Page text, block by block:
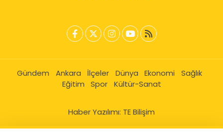
Gündem Ankara İlçeler Dünya Ekonomi
Sağlık
Eğitim
Spor Kültür-Sanat
Haber Yazılımı: TE Bilişim